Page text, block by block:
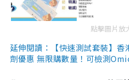
點擊圖片放
延伸閱讀：【快速測試套裝】
劑優惠 無限購數量！可檢測